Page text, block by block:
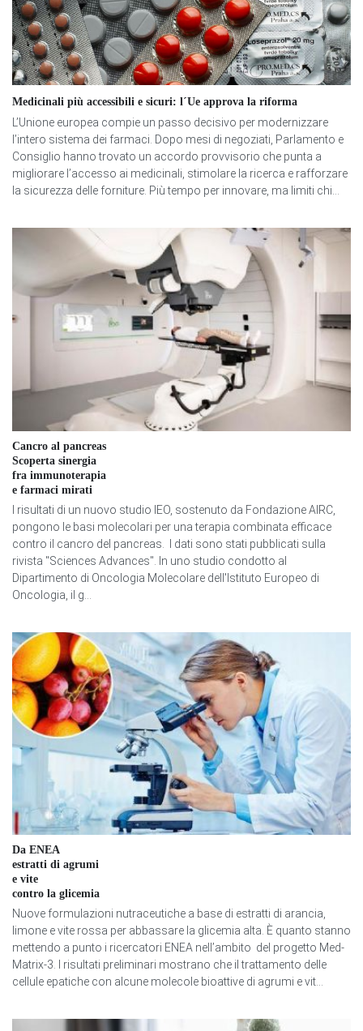
Medicinali più accessibili e sicuri: l´Ue approva la riforma
L’Unione europea compie un passo decisivo per modernizzare
l’intero sistema dei farmaci. Dopo mesi di negoziati, Parlamento e
Consiglio hanno trovato un accordo provvisorio che punta a
migliorare l’accesso ai medicinali, stimolare la ricerca e rafforzare
la sicurezza delle forniture. Più tempo per innovare, ma limiti chi...
Cancro al pancreas
Scoperta sinergia
fra immunoterapia
e farmaci mirati
I risultati di un nuovo studio IEO, sostenuto da Fondazione AIRC,
pongono le basi molecolari per una terapia combinata efficace
contro il cancro del pancreas. I dati sono stati pubblicati sulla
rivista "Sciences Advances". In uno studio condotto al
Dipartimento di Oncologia Molecolare dell'Istituto Europeo di
Oncologia, il g...
Da ENEA
estratti di agrumi
e vite
contro la glicemia
Nuove formulazioni nutraceutiche a base di estratti di arancia,
limone e vite rossa per abbassare la glicemia alta. È quanto stanno
mettendo a punto i ricercatori ENEA nell’ambito del progetto Med-
Matrix-3. I risultati preliminari mostrano che il trattamento delle
cellule epatiche con alcune molecole bioattive di agrumi e vit...